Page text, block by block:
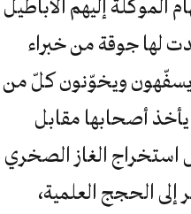
الموكلة إليهم الأباطيل
لها جوقة من خبراء
يسفّهون ويخوّنون كلّ من
أصحابها مقابل
استخراج الغاز الصخري
الحجج العلمية،